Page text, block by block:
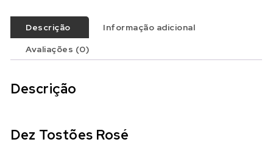
Descrição
Informação adicional
Avaliações (0)
Descrição
Dez Tostões Rosé